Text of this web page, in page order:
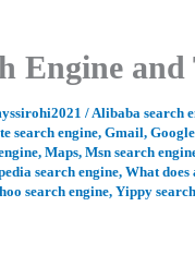
Engine
/ Alibaba search
search engine, Gmail,
, Maps, Msn search
search engine, What does
search engine, Yippy